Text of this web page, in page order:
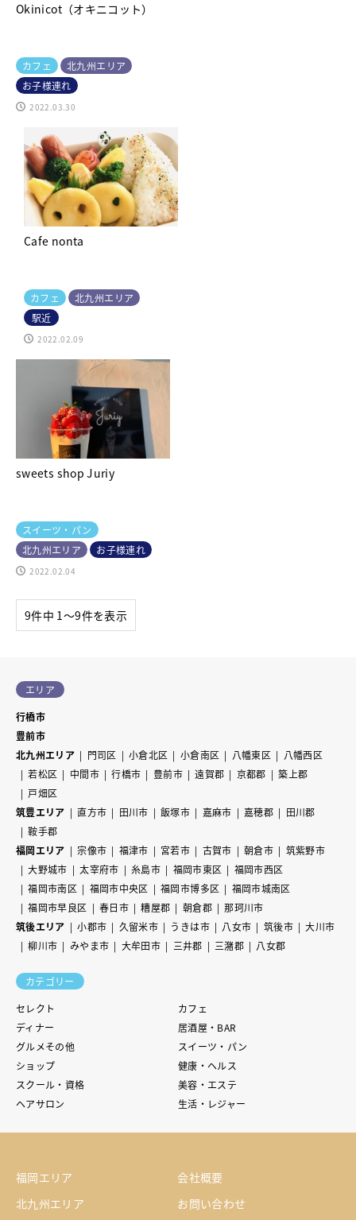
Okinicot（オキニコット）
カフェ
北九州エリア
お子様連れ
2022.03.30
Cafe nonta
カフェ
北九州エリア
駅近
2022.02.09
sweets shop Juriy
スイーツ・パン
北九州エリア
お子様連れ
2022.02.04
9件中 1〜9件を表示
エリア
行橋市
豊前市
北九州エリア
門司区 小倉北区 小倉南区 八幡東区
八幡西区
若松区
中間市 行橋市 豊前市 遠賀郡 京都郡
築上郡
戸畑区
筑豊エリア
直方市 田川市 飯塚市 嘉麻市 嘉穂郡
田川郡
鞍手郡
福岡エリア
宗像市 福津市 宮若市 古賀市 朝倉市
筑紫野市
大野城市
太宰府市 糸島市 福岡市東区
福岡市西区
福岡市南区
福岡市中央区 福岡市博多区
福岡市城南区
福岡市早良区
春日市 糟屋郡 朝倉郡
那珂川市
筑後エリア
小郡市 久留米市 うきは市 八女市 筑後市
大川市
柳川市
みやま市 大牟田市 三井郡 三潴郡 八女郡
カテゴリー
セレクト
カフェ
ディナー
居酒屋・BAR
グルメその他
スイーツ・パン
ショップ
健康・ヘルス
スクール・資格
美容・エステ
ヘアサロン
生活・レジャー
福岡エリア
北九州エリア
会社概要
お問い合わせ